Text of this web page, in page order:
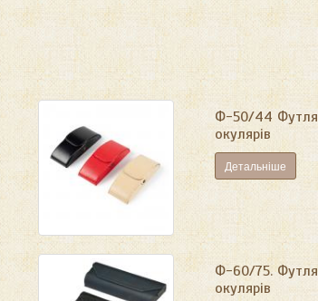
Ф-50/44
окулярів
Детальніше
Ф-60/75.
окулярів